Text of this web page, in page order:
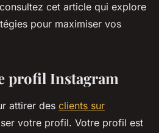
cet article qui explore
pour maximiser vos
profil Instagram
attirer des clients sur
votre profil. Votre profil est